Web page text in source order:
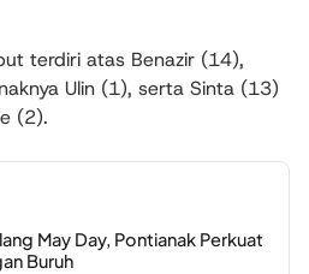
terdiri atas Benazir (14),
Ulin (1), serta Sinta (13)
(2).
May Day, Pontianak Perkuat
Buruh